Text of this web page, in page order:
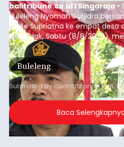
balitribune.co.id I Singaraja -
Buleleng Nyoman Sutjidra
Gede Supriatna ke empat desa
Gerokgak, Sabtu (8/8/2026),
persoalan yang masih dihadapi
jalan desa yang rusak hingga
yang belum optimal, semuanya
perhatian pemerintah daerah.
Buleleng
Submitted bycontributoronSun,
Baca